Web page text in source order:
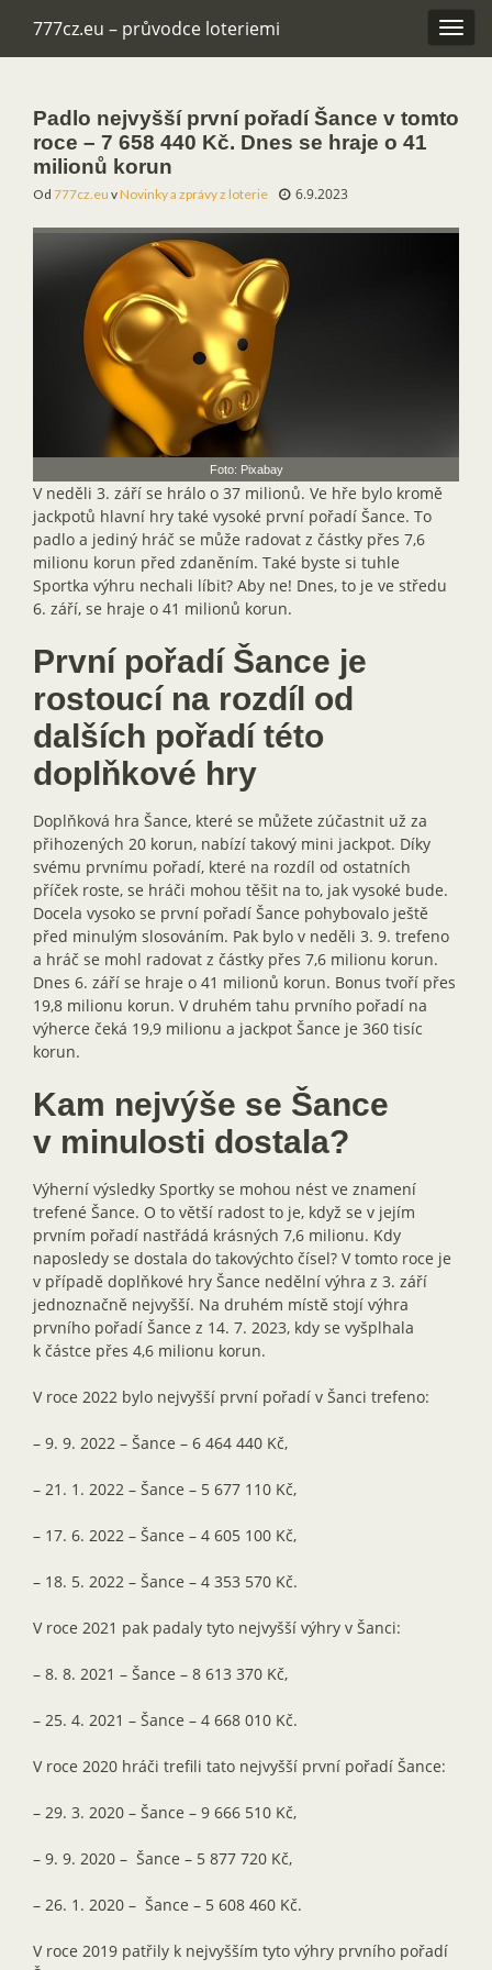
777cz.eu – průvodce loteriemi
Padlo nejvyšší první pořadí Šance v tomto
roce – 7 658 440 Kč. Dnes se hraje o 41
milionů korun
Od 777cz.eu vNovinky a zprávy z loterie 6.9.2023
Foto: Pixabay
V neděli 3. září se hrálo o 37 milionů. Ve hře bylo kromě
jackpotů hlavní hry také vysoké první pořadí Šance. To
padlo a jediný hráč se může radovat z částky přes 7,6
milionu korun před zdaněním. Také byste si tuhle
Sportka výhru nechali líbit? Aby ne! Dnes, to je ve středu
6. září, se hraje o 41 milionů korun.
První pořadí Šance je
rostoucí na rozdíl od
dalších pořadí této
doplňkové hry
Doplňková hra Šance, které se můžete zúčastnit už za
přihozených 20 korun, nabízí takový mini jackpot. Díky
svému prvnímu pořadí, které na rozdíl od ostatních
příček roste, se hráči mohou těšit na to, jak vysoké bude.
Docela vysoko se první pořadí Šance pohybovalo ještě
před minulým slosováním. Pak bylo v neděli 3. 9. trefeno
a hráč se mohl radovat z částky přes 7,6 milionu korun.
Dnes 6. září se hraje o 41 milionů korun. Bonus tvoří přes
19,8 milionu korun. V druhém tahu prvního pořadí na
výherce čeká 19,9 milionu a jackpot Šance je 360 tisíc
korun.
Kam nejvýše se Šance
v minulosti dostala?
Výherní výsledky Sportky se mohou nést ve znamení
trefené Šance. O to větší radost to je, když se v jejím
prvním pořadí nastřádá krásných 7,6 milionu. Kdy
naposledy se dostala do takovýchto čísel? V tomto roce je
v případě doplňkové hry Šance nedělní výhra z 3. září
jednoznačně nejvyšší. Na druhém místě stojí výhra
prvního pořadí Šance z 14. 7. 2023, kdy se vyšplhala
k částce přes 4,6 milionu korun.
V roce 2022 bylo nejvyšší první pořadí v Šanci trefeno:
– 9. 9. 2022 – Šance – 6 464 440 Kč,
– 21. 1. 2022 – Šance – 5 677 110 Kč,
– 17. 6. 2022 – Šance – 4 605 100 Kč,
– 18. 5. 2022 – Šance – 4 353 570 Kč.
V roce 2021 pak padaly tyto nejvyšší výhry v Šanci:
– 8. 8. 2021 – Šance – 8 613 370 Kč,
– 25. 4. 2021 – Šance – 4 668 010 Kč.
V roce 2020 hráči trefili tato nejvyšší první pořadí Šance:
– 29. 3. 2020 – Šance – 9 666 510 Kč,
– 9. 9. 2020 – Šance – 5 877 720 Kč,
– 26. 1. 2020 – Šance – 5 608 460 Kč.
V roce 2019 patřily k nejvyšším tyto výhry prvního pořadí